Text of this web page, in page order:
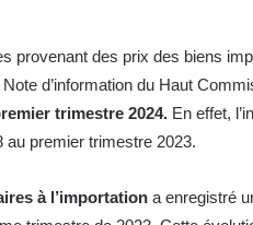
provenant des prix des biens
d’information du Haut
trimestre 2024. En effet,
au premier trimestre 2023.
à l’importation a enregistré